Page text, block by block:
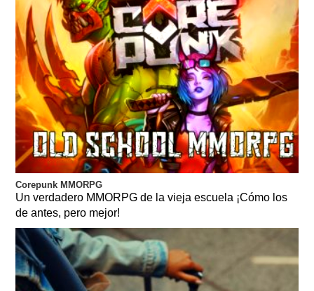
Corepunk MMORPG
Un verdadero MMORPG de la vieja escuela ¡Cómo los
de antes, pero mejor!